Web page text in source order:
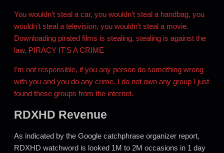
You wouldn’t steal a car, you wouldn’t steal a handbag, you
wouldn’t steal a television, you wouldn’t steal a movie.
Downloading pirated films is stealing, stealing is against the
law, PIRACY IT’S A CRIME
I’m not responsible, if you any person do something wrong
with you and you do any crime. I do not own any group I just
found these groups from the internet.
RDXHD Revenue
As indicated by the Google catchphrase organizer report,
RDXHD watchword is looked 1M to 2M occasions in 1 day